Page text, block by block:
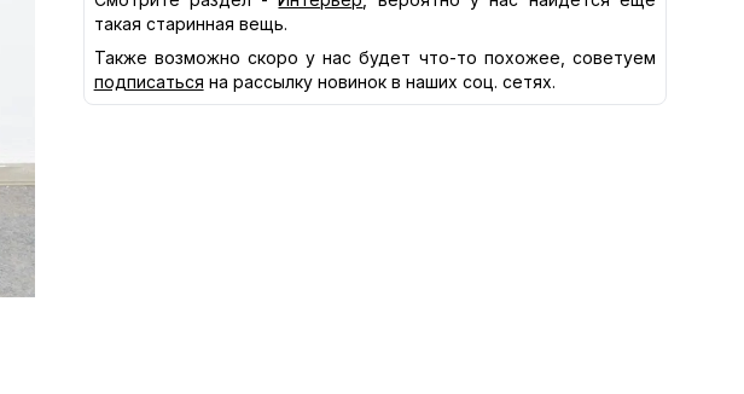
такая старинная вещь.
Также возможно скоро у нас будет что-то похожее, советуем
подписаться на рассылку новинок в наших соц. сетях.